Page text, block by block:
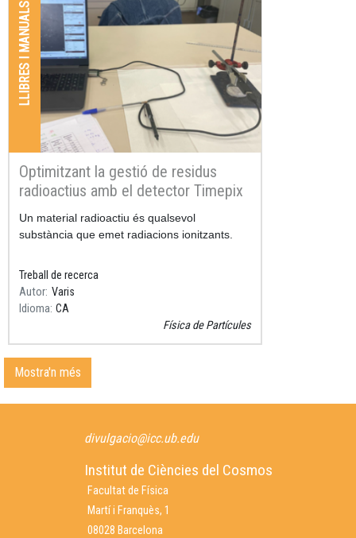
LLIBRES I MANUALS
Optimitzant la gestió de residus
radioactius amb el detector Timepix
Resum
Un material radioactiu és qualsevol
substància que emet radiacions ionitzants.
Treball de recerca
Autor Varis
Idioma CA
Física de Partícules
Mostra'n més
divulgacio@icc.ub.edu
Institut de Ciències del Cosmos
Facultat de Física
Martí i Franquès, 1
08028 Barcelona